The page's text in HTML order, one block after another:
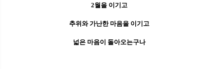
2월을 이기고
추위와 가난한 마음을 이기고
넓은 마음이 돌아오는구나